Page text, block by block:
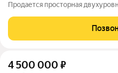
Продается просторная
тихих и престижных мест Калининграда на ул.
(Центральный район).
4 500 000 ₽